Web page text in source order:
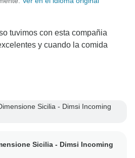
tuvimos con esta compañia
y cuando la comida
Sicilia - Dimsi Incoming
Sicilia - Dimsi Incoming